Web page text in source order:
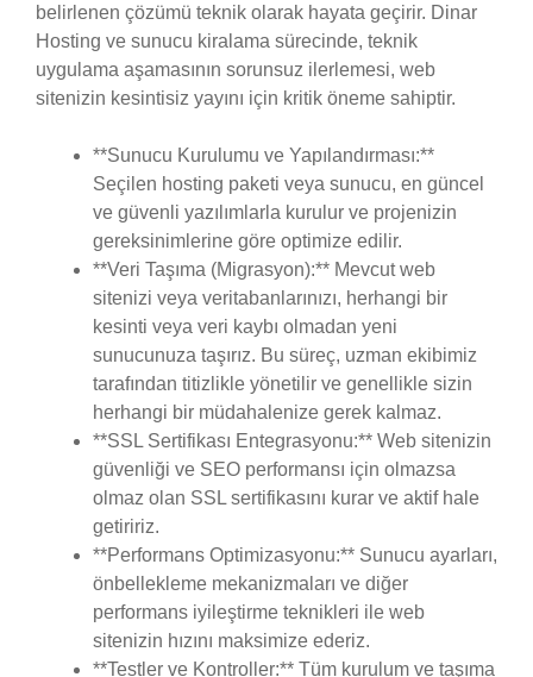
belirlenen çözümü teknik olarak hayata geçirir. Dinar
Hosting ve sunucu kiralama sürecinde, teknik
uygulama aşamasının sorunsuz ilerlemesi, web
sitenizin kesintisiz yayını için kritik öneme sahiptir.
**Sunucu Kurulumu ve Yapılandırması:**
Seçilen hosting paketi veya sunucu, en güncel
ve güvenli yazılımlarla kurulur ve projenizin
gereksinimlerine göre optimize edilir.
**Veri Taşıma (Migrasyon):** Mevcut web
sitenizi veya veritabanlarınızı, herhangi bir
kesinti veya veri kaybı olmadan yeni
sunucunuza taşırız. Bu süreç, uzman ekibimiz
tarafından titizlikle yönetilir ve genellikle sizin
herhangi bir müdahalenize gerek kalmaz.
**SSL Sertifikası Entegrasyonu:** Web sitenizin
güvenliği ve SEO performansı için olmazsa
olmaz olan SSL sertifikasını kurar ve aktif hale
getiririz.
**Performans Optimizasyonu:** Sunucu ayarları,
önbellekleme mekanizmaları ve diğer
performans iyileştirme teknikleri ile web
sitenizin hızını maksimize ederiz.
**Testler ve Kontroller:** Tüm kurulum ve taşıma